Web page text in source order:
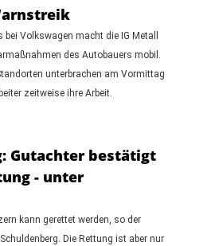
Volkswagen macht die IG Metall
des Autobauers mobil.
unterbrachen am Vormittag
zeitweise ihre Arbeit.
Gutachter bestätigt
- unter
kann gerettet werden, so der
Die Rettung ist aber nur